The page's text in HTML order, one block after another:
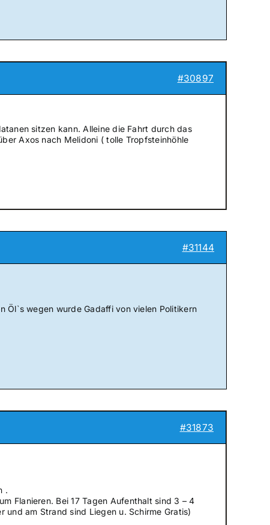
#30897
sitzen kann. Alleine die Fahrt durch das
Axos nach Melidoni ( tolle Tropfsteinhöhle
#31144
Öl`s wegen wurde Gadaffi von vielen Politikern
#31873
.
Flanieren. Bei 17 Tagen Aufenthalt sind 3 – 4
am Strand sind Liegen u. Schirme Gratis)